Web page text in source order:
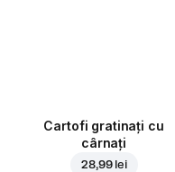
Cartofi gratinați cu
cârnați
28,99 lei